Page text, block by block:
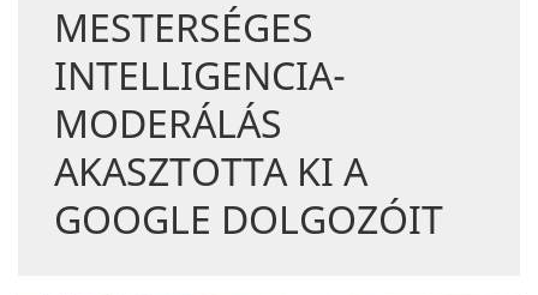
MESTERSÉGES
INTELLIGENCIA-
MODERÁLÁS
AKASZTOTTA KI A
GOOGLE DOLGOZÓIT